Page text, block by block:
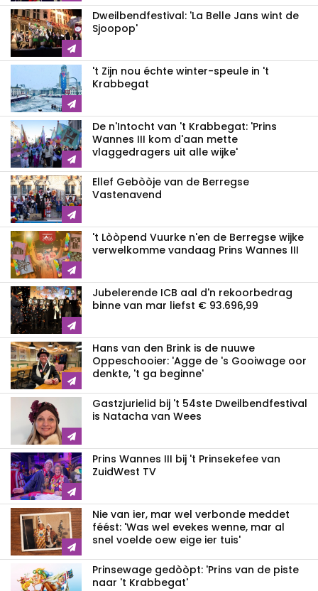
Dweilbendfestival: 'La Belle Jans wint de
Sjoopop'
't Zijn nou échte winter-speule in 't
Krabbegat
De n'Intocht van 't Krabbegat: 'Prins
Wannes III kom d'aan mette
vlaggedragers uit alle wijke'
Ellef Gebòòje van de Berregse
Vastenavend
't Lòòpend Vuurke n'en de Berregse wijke
verwelkomme vandaag Prins Wannes III
Jubelerende ICB aal d'n rekoorbedrag
binne van mar liefst € 93.696,99
Hans van den Brink is de nuuwe
Oppeschooier: 'Agge de 's Gooiwage oor
denkte, 't ga beginne'
Gastzjurielid bij 't 54ste Dweilbendfestival
is Natacha van Wees
Prins Wannes III bij 't Prinsekefee van
ZuidWest TV
Nie van ier, mar wel verbonde meddet
féést: 'Was wel evekes wenne, mar al
snel voelde oew eige ier tuis'
Prinsewage gedòòpt: 'Prins van de piste
naar 't Krabbegat'